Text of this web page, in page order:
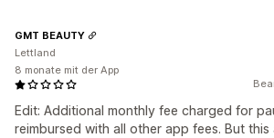
Edit: Additional monthly fee charged for
reimbursed with all other app fees. But
GMT BEAUTY
Lettland
8 monate mit der App